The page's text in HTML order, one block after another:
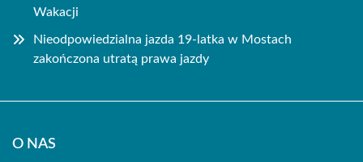
Wakacji
Nieodpowiedzialna jazda 19-latka w Mostach
zakończona utratą prawa jazdy
O NAS